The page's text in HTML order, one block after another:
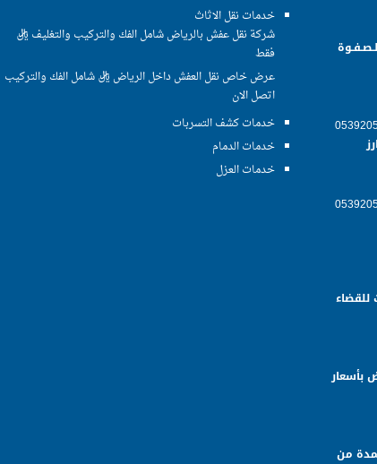
بالرياض 0539205789
للقضاء
بأسعار
من
خدمات نقل الاثاث
شركة نقل عفش بالرياض شامل الفك والتركيب والتغليف ريال
فقط
عرض خاص نقل العفش داخل الرياض ريال شامل الفك والتركيب
اتصل الان
خدمات كشف التسربات
خدمات الدمام
خدمات العزل